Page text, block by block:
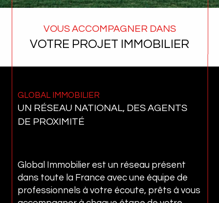
VOUS ACCOMPAGNER DANS
VOTRE PROJET IMMOBILIER
GLOBAL IMMOBILIER
UN RÉSEAU NATIONAL, DES AGENTS
DE PROXIMITÉ
Global Immobilier est un réseau présent
dans toute la France avec une équipe de
professionnels à votre écoute, prêts à vous